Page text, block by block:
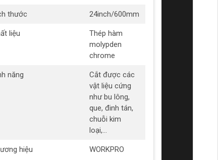
thước 24inch/600mm
liệu
Thép hàm
molypden
chrome
năng
Cắt được các
vật liệu cứng
như bu lông,
que, đinh tán,
chuỗi kim
loại,...
hiệu WORKPRO